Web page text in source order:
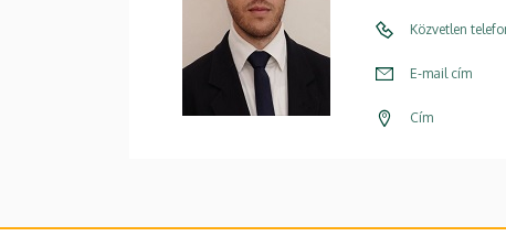
Közvetlen
E-mail cím
Cím